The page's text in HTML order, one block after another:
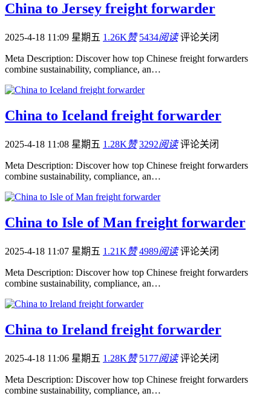
China to Jersey freight forwarder
2025-4-18 11:09 星期五 1.26K赞 5434阅读 评论关闭
Meta Description: Discover how top Chinese freight forwarders
combine sustainability, compliance, an…
China to Iceland freight forwarder
2025-4-18 11:08 星期五 1.28K赞 3292阅读 评论关闭
Meta Description: Discover how top Chinese freight forwarders
combine sustainability, compliance, an…
China to Isle of Man freight forwarder
2025-4-18 11:07 星期五 1.21K赞 4989阅读 评论关闭
Meta Description: Discover how top Chinese freight forwarders
combine sustainability, compliance, an…
China to Ireland freight forwarder
2025-4-18 11:06 星期五 1.28K赞 5177阅读 评论关闭
Meta Description: Discover how top Chinese freight forwarders
combine sustainability, compliance, an…